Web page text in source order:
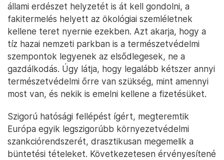
állami erdészet helyzetét is át kell gondolni, a
fakitermelés helyett az ökológiai szemléletnek
kellene teret nyernie ezekben. Azt akarja, hogy a
tíz hazai nemzeti parkban is a természetvédelmi
szempontok legyenek az elsődlegesek, ne a
gazdálkodás. Úgy látja, hogy legalább kétszer annyi
természetvédelmi őrre van szükség, mint amennyi
most van, és nekik is emelni kellene a fizetésüket.
Szigorú hatósági fellépést ígért, megteremtik
Európa egyik legszigorúbb környezetvédelmi
szankciórendszerét, drasztikusan megemelik a
büntetési tételeket. Következetesen érvényesítené